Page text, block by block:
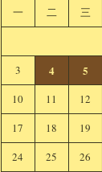
一 二 三
3 4 5
10
11 12
17
18 19
24
25 26